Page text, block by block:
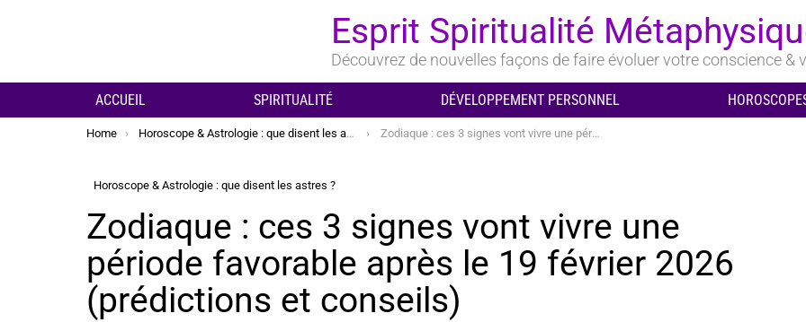
Esprit Spiritualité
Découvrez de nouvelles façons de faire évoluer votre conscience &
ACCUEIL SPIRITUALITÉ DÉVELOPPEMENT PERSONNEL
You are here:
Home Horoscope & Astrologie : que disent les astres ? Zodiaque : ces 3 signes vont vivre une période favorable après le 19 février 2026 (prédictions et conseils)
Horoscope & Astrologie : que disent les astres ?
Zodiaque : ces 3 signes vont vivre une
période favorable après le 19 février 2026
(prédictions et conseils)